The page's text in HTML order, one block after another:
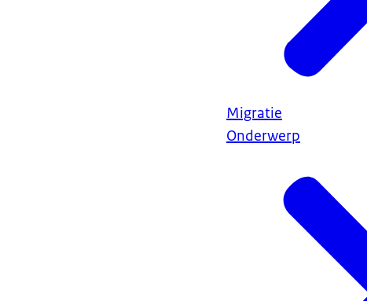
Migratie
Onderwerp